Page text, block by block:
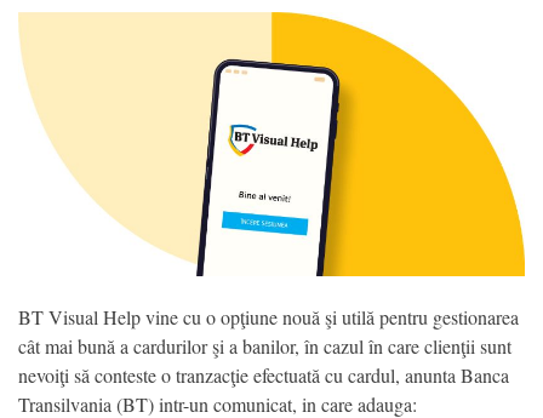
BT Visual Help vine cu o opţiune nouă şi utilă pentru gestionarea
cât mai bună a cardurilor şi a banilor, în cazul în care clienţii sunt
nevoiţi să conteste o tranzacţie efectuată cu cardul, anunta Banca
Transilvania (BT) intr-un comunicat, in care adauga: